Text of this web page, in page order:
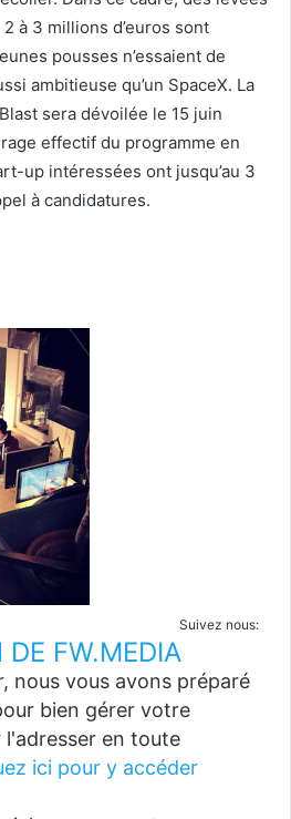
à 3 millions d’euros sont
pousses n’essaient de
ambitieuse qu’un SpaceX. La
sera dévoilée le 15 juin
effectif du programme en
up intéressées ont jusqu’au 3
à candidatures.
Suivez nous:
DE FW.MEDIA
nous vous avons préparé
bien gérer votre
en toute
ici pour y accéder